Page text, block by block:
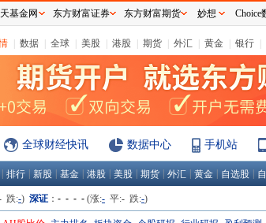
数据 全球 美股 港股 期货 外汇 黄金 银行
全球财经快讯 数据中心 手机站
排行 新股 基金 港股 美股 期货 外汇 黄金 自选股
跌:-) 深证 ： - - - - (涨:- 平:- 跌:-)
基金网 东方财富证券 东方财富期货 妙想 Choice